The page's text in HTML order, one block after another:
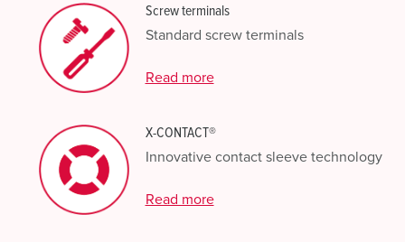
Screw terminals
Standard screw terminals
Read more
X-CONTACT®
Innovative contact sleeve technology
Read more